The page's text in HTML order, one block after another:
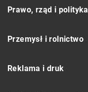
Prawo, rząd i polityka
Przemysł i rolnictwo
Reklama i druk